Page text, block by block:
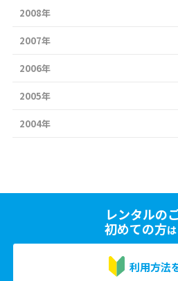
2008年
2007年
2006年
2005年
2004年
レンタルの
初めての方
利用方法